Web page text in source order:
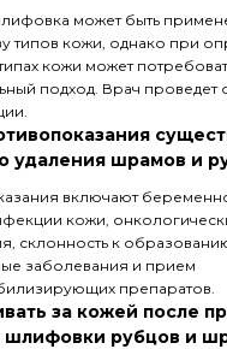
может быть
типов кожи, однако при
кожи может
подход. Врач проведет
удаления шрамов и
включают
кожи,
склонность к
заболевания и прием
препаратов.
за кожей после
шлифовки рубцов и